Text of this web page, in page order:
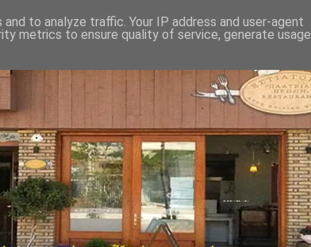
to analyze traffic. Your IP address and user-agent
metrics to ensure quality of service, generate usage